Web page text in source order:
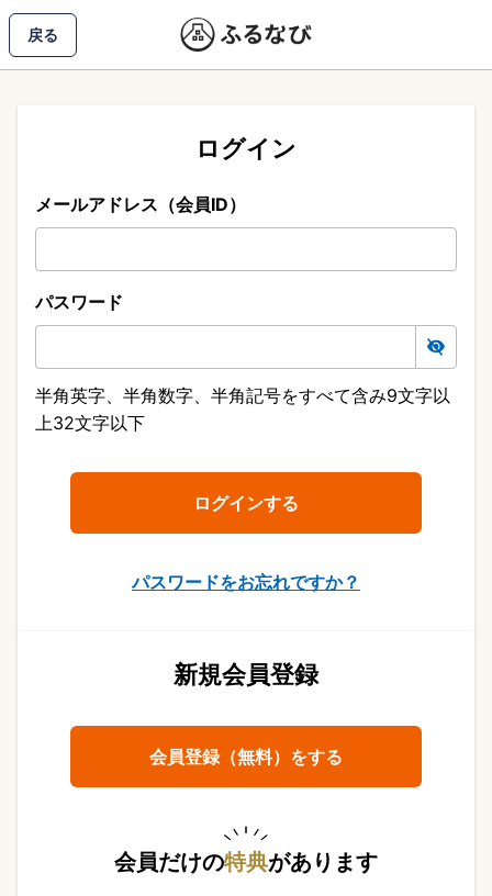
戻る
ログイン
メールアドレス（会員ID）
パスワード
半角英字、半角数字、半角記号をすべて含み9文字以
上32文字以下
パスワードをお忘れですか？
新規会員登録
会員登録（無料）をする
会員だけの特典があります